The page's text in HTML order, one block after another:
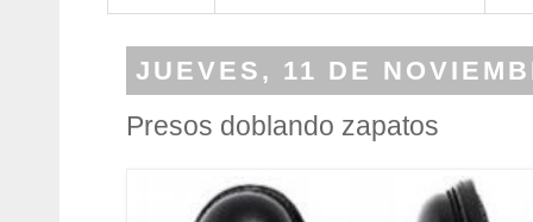
JUEVES, 11 DE
Presos doblando zapatos